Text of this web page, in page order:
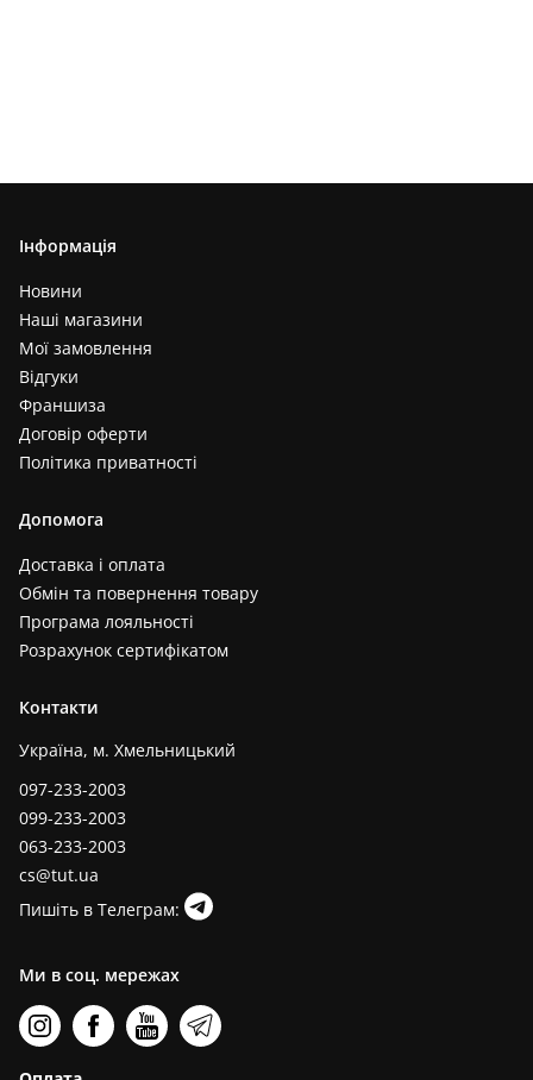
Інформація
Новини
Наші магазини
Мої замовлення
Відгуки
Франшиза
Договір оферти
Політика приватності
Допомога
Доставка і оплата
Обмін та повернення товару
Програма лояльності
Розрахунок сертифікатом
Контакти
Україна, м. Хмельницький
097-233-2003
099-233-2003
063-233-2003
cs@tut.ua
Пишіть в Телеграм:
Ми в соц. мережах